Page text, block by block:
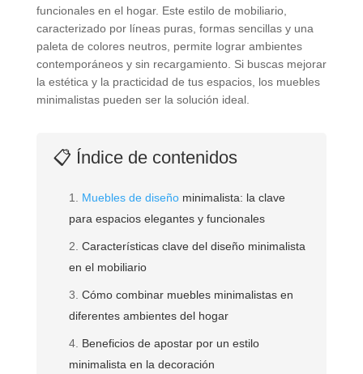
funcionales en el hogar. Este estilo de mobiliario,
caracterizado por líneas puras, formas sencillas y una
paleta de colores neutros, permite lograr ambientes
contemporáneos y sin recargamiento. Si buscas mejorar
la estética y la practicidad de tus espacios, los muebles
minimalistas pueden ser la solución ideal.
📋 Índice de contenidos
Muebles de diseñominimalista: la clave
para espacios elegantes y funcionales
Características clave del diseño minimalista
en el mobiliario
Cómo combinar muebles minimalistas en
diferentes ambientes del hogar
Beneficios de apostar por un estilo
minimalista en la decoración